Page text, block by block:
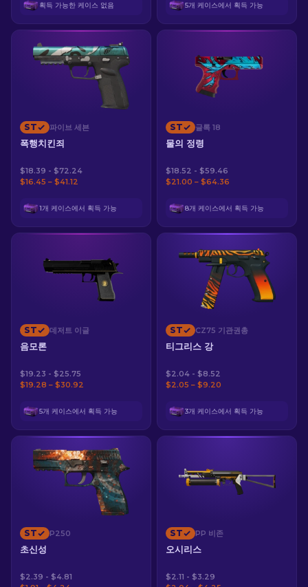
획득 가능한 케이스 없음 5개 케이스에서 획득 가능
ST 파이브 세븐
폭행치킨죄
$18.39 - $72.24
$16.45 – $41.12
1개 케이스에서 획득 가능
ST 글록 18
물의 정령
$18.52 - $59.46
$21.00 – $64.36
8개 케이스에서 획득 가능
ST 데저트 이글
음모론
$19.23 - $25.75
$19.28 – $30.92
5개 케이스에서 획득 가능
ST CZ75 기관권총
티그리스 강
$2.04 - $8.52
$2.05 – $9.20
3개 케이스에서 획득 가능
ST P250
초신성
$2.39 - $4.81
ST PP 비존
오시리스
$2.11 - $3.29